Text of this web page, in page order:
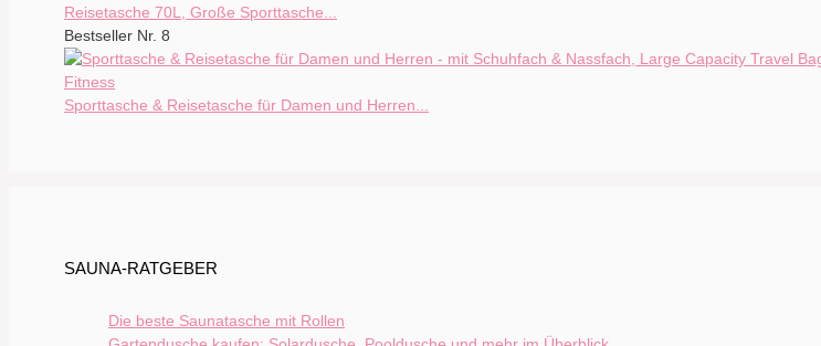
Reisetasche 70L, Große Sporttasche...
Bestseller Nr. 8
Sporttasche & Reisetasche für Damen und Herren...
SAUNA-RATGEBER
Die beste Saunatasche mit Rollen